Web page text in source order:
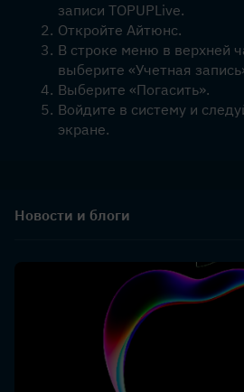
записи TOPUPLive.
Откройте Айтюнс.
В строке меню в верхней
выберите «Учетная
Выберите «Погасить».
Войдите в систему и
экране.
Новости и блоги